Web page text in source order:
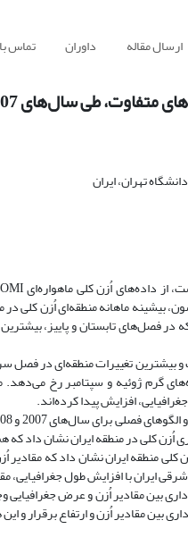
ارسال مقاله داوران تماس
طی سال‌های 2007 و 2008
تهران، ایران
فصل‌های تابستان و پاییز،
میانگین ماهانه منطقه‌ای اُزن کلی بین 5 تا 27 درصد
گرم ژوئیه و سپتامبر رخ می‌دهد.
زمستانی و بهاری اُزن کلی در منطقه
کلی منطقه ایران نشان داد که
ایران با افزایش طول
مقادیر اُزن و عرض جغرافیایی
مقادیر اُزن و ارتفاع برقرار و